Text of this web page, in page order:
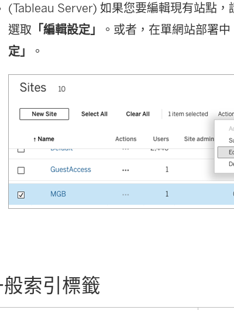
(Tableau Server) 如果您要編輯現有站點
選取 「編輯設定」 。或者，在單網站部署
定」
。
索引標籤